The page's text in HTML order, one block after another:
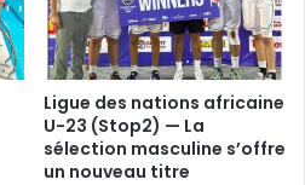
Ligue des nations africaine
U-23 (Stop2) — La
sélection masculine s’offre
un nouveau titre